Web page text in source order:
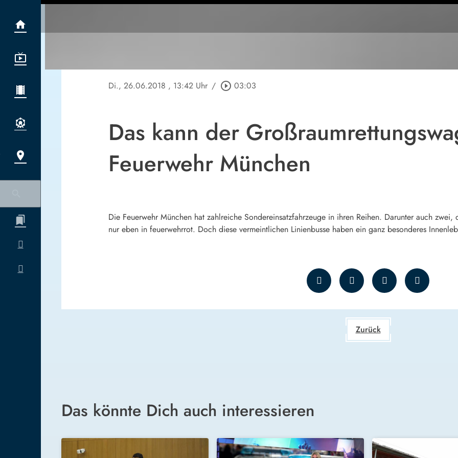
Di., 26.06.2018 , 13:42 Uhr / play_circle_outline 03:03
Das kann der
Feuerwehr München
Die Feuerwehr München hat zahlreiche Sondereinsatzfahrzeuge in ihren Reihen. Darunter auch
nur eben in feuerwehrrot. Doch diese vermeintlichen Linienbusse haben ein ganz besonderes
Zurück
Das könnte Dich auch interessieren